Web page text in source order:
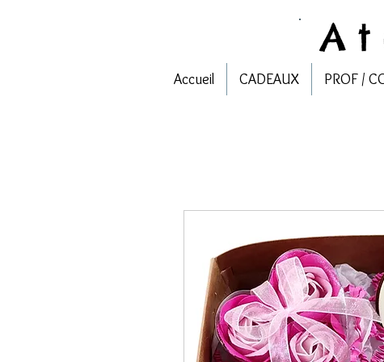
Accueil CADEAUX PROF /